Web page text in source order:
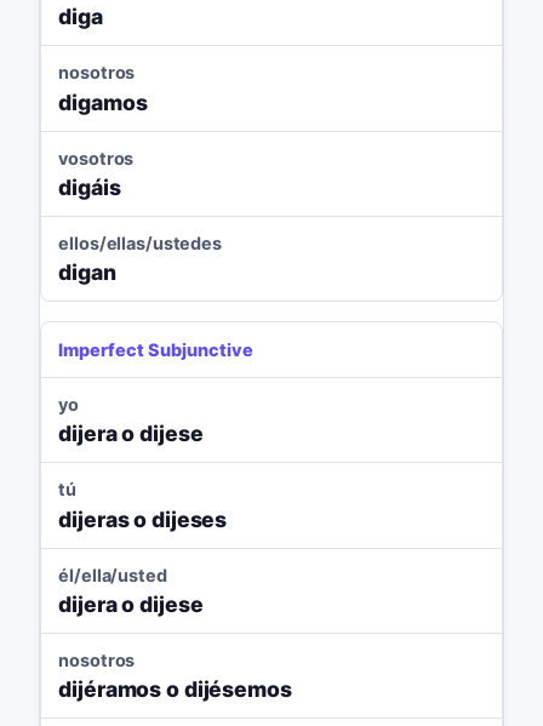
diga
nosotros
digamos
vosotros
digáis
ellos/ellas/ustedes
digan
Imperfect Subjunctive
yo
dijera o dijese
tú
dijeras o dijeses
él/ella/usted
dijera o dijese
nosotros
dijéramos o dijésemos